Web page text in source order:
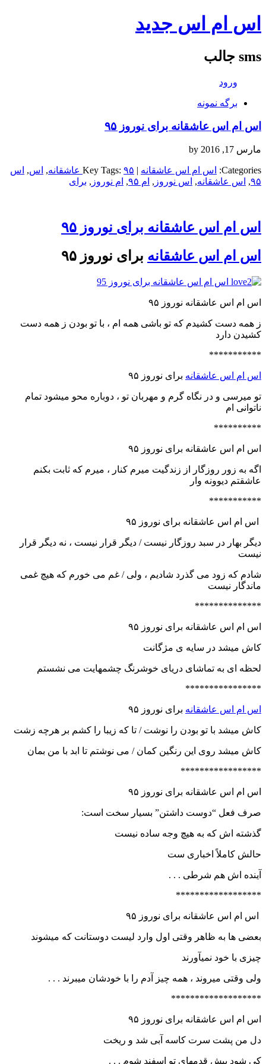
اس ام اس جدید
sms جالب
ورود
برگه نمونه
اس ام اس عاشقانه برای نوروز ۹۵
مارس 17, 2016
Categories: اس ام اس عاشقانه | Key Tags: ۹۵ عاشقانه , اس, اس
۹۵, اس عاشقانه, اس نوروز , ام ۹۵ , ام نوروز , برای
اس ام اس عاشقانه برای نوروز ۹۵
اس ام اس عاشقانه برای نوروز ۹۵
اس ام اس عاشقانه نوروز ۹۵
ز همه دست کشیدم که تو باشی همه ام ، با تو بودن ز همه دست
کشیدن دارد
***********
اس ام اس عاشقانه برای نوروز ۹۵
تو میرسی و در نگاه گرم و مهربان تو ، دوباره محو میشود تمام
ناتوانی ام
**********
اس ام اس عاشقانه برای نوروز ۹۵
اگه به زور روزگار از زندگیت میرم کنار ، میرم که ثابت بکنم
عاشقتم دیوونه وار
***********
اس ام اس عاشقانه برای نوروز ۹۵
دیگر بهار در سبد روزگار نیست / دیگر قرار نیست ، نه دیگر قرار
نیست
شادم که زود می گذرد شادیم ، ولی / غم می خورم که هیچ غمی
ماندگار نیست
**************
اس ام اس عاشقانه برای نوروز ۹۵
کاش میشد در سایه ی مژگانت
لحظه ای به تماشای دریای خوشرنگ چشمهایت می نشستم
****************
اس ام اس عاشقانه برای نوروز ۹۵
کاش میشد با تو بودن را نوشت / تا که زیبا را کشم بر هرچه زشت
کاش میشد روی این رنگین کمان / می نوشتم تا ابد با من بمان
*****************
اس ام اس عاشقانه برای نوروز ۹۵
صرف فعل “دوست داشتن” بسیار سخت است:
گذشته اش که به هیچ وجه ساده نیست
حالش کاملاً اخباری ست
آینده اش هم شرطی . . .
******************
اس ام اس عاشقانه برای نوروز ۹۵
بعضی ها به ظاهر وقتی اول وارد لیست دوستانت که میشوند
چیزی با خود نمیآورند
ولی وقتی میروند ، همه چیز آدم را با خودشان میبرند . . .
*******************
اس ام اس عاشقانه برای نوروز ۹۵
دل من پشت سرت کاسه آبی شد و ریخت
کِی شود پیش قدمهای تو اسفند شوم . . .